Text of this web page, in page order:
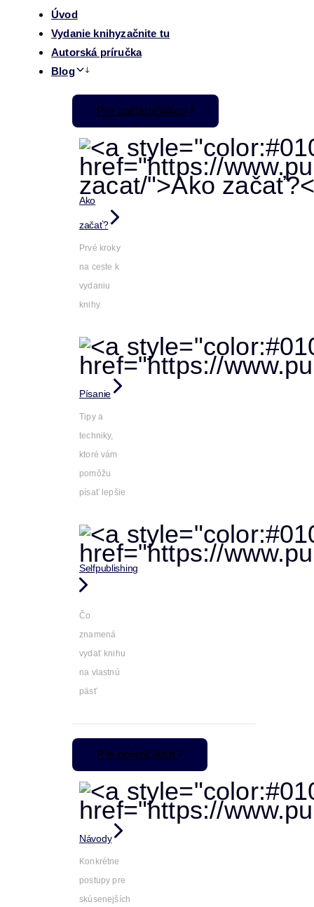
Úvod
Vydanie knihyzačnite tu
Autorská príručka
Blog
Pre začiatočníkov
Ako
začať?
Prvé kroky
na ceste k
vydaniu
knihy
Písanie
Tipy a
techniky,
ktoré vám
pomôžu
písať lepšie
Selfpublishing
Čo
znamená
vydať knihu
na vlastnú
päsť
Pre pokročilých
Návody
Konkrétne
postupy pre
skúsenejších